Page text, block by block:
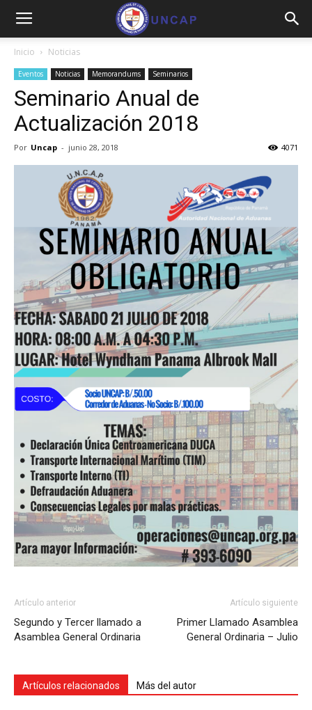
Inicio Noticias
Eventos Noticias Memorandums Seminarios
Seminario Anual de
Actualización 2018
Por Uncap - junio 28, 2018 4071
Artículo anterior
Segundo y Tercer llamado a
Asamblea General Ordinaria
Artículo siguiente
Primer Llamado Asamblea
General Ordinaria – Julio
Artículos relacionados Más del autor